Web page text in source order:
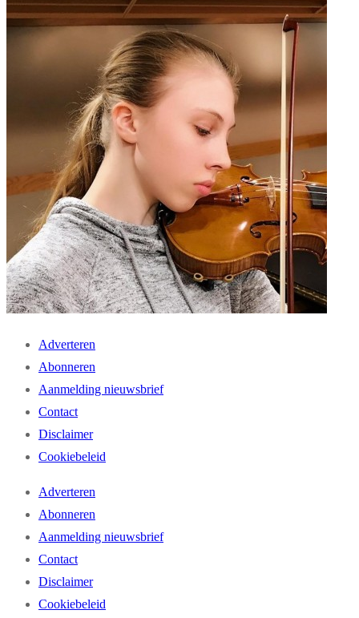
Adverteren
Abonneren
Aanmelding nieuwsbrief
Contact
Disclaimer
Cookiebeleid
Adverteren
Abonneren
Aanmelding nieuwsbrief
Contact
Disclaimer
Cookiebeleid